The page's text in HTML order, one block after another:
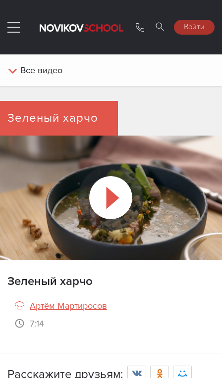
Войти
Все видео
Зеленый харчо
зарегистрированным пользователям с
Зеленый харчо
Артём Мартиросов
7:14
Расскажите друзьям: